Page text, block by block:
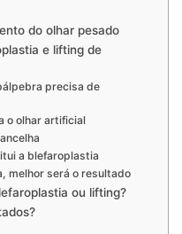
do olhar pesado
e lifting de
precisa de
o olhar artificial
a blefaroplastia
melhor será o resultado
ou lifting?